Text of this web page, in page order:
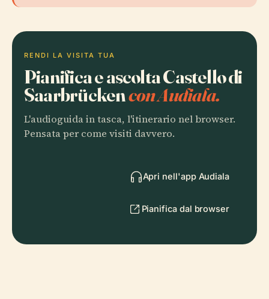
RENDI LA VISITA TUA
Pianifica e ascolta Castello di
Saarbrückencon Audiala.
L'audioguida in tasca, l'itinerario nel browser.
Pensata per come visiti davvero.
Apri nell'app Audiala
Pianifica dal browser